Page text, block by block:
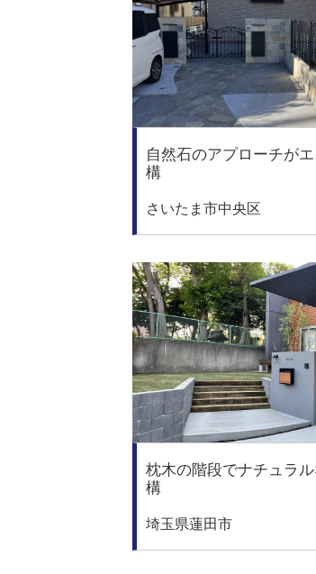
自然石のアプローチが
構
さいたま市中央区
枕木の階段でナチュラ
構
埼玉県蓮田市